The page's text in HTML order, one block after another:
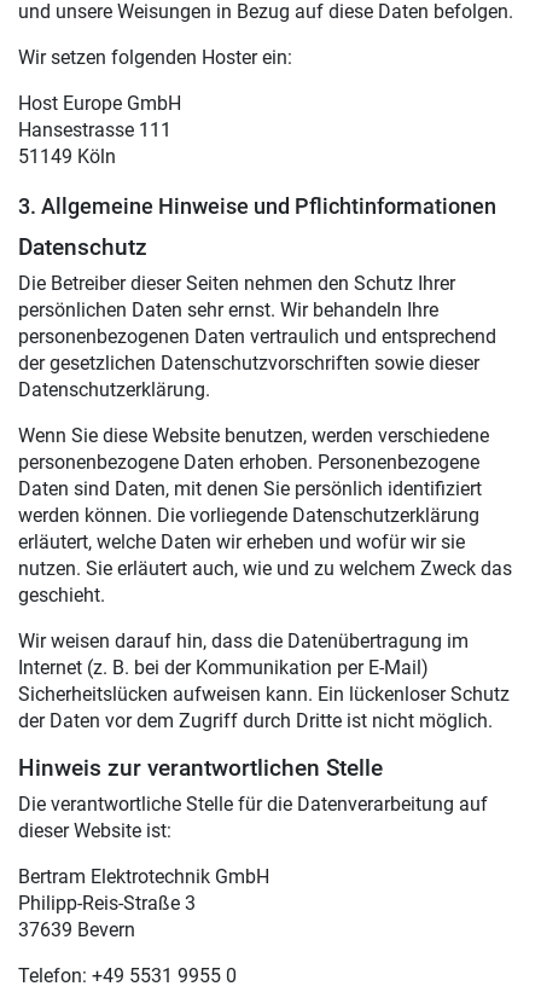
und unsere Weisungen in Bezug auf diese Daten befolgen.
Wir setzen folgenden Hoster ein:
Host Europe GmbH
Hansestrasse 111
51149 Köln
3. Allgemeine Hinweise und Pflicht­informationen
Datenschutz
Die Betreiber dieser Seiten nehmen den Schutz Ihrer
persönlichen Daten sehr ernst. Wir behandeln Ihre
personenbezogenen Daten vertraulich und entsprechend
der gesetzlichen Datenschutzvorschriften sowie dieser
Datenschutzerklärung.
Wenn Sie diese Website benutzen, werden verschiedene
personenbezogene Daten erhoben. Personenbezogene
Daten sind Daten, mit denen Sie persönlich identifiziert
werden können. Die vorliegende Datenschutzerklärung
erläutert, welche Daten wir erheben und wofür wir sie
nutzen. Sie erläutert auch, wie und zu welchem Zweck das
geschieht.
Wir weisen darauf hin, dass die Datenübertragung im
Internet (z. B. bei der Kommunikation per E-Mail)
Sicherheitslücken aufweisen kann. Ein lückenloser Schutz
der Daten vor dem Zugriff durch Dritte ist nicht möglich.
Hinweis zur verantwortlichen Stelle
Die verantwortliche Stelle für die Datenverarbeitung auf
dieser Website ist:
Bertram Elektrotechnik GmbH
Philipp-Reis-Straße 3
37639 Bevern
Telefon: +49 5531 9955 0